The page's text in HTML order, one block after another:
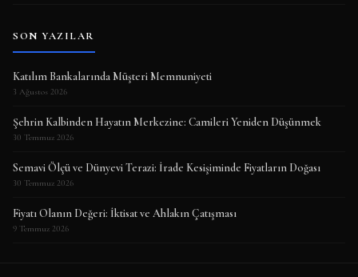
SON YAZILAR
Katılım Bankalarında Müşteri Memnuniyeti
3 Ağustos 2026
Şehrin Kalbinden Hayatın Merkezine: Camileri Yeniden Düşünmek
30 Temmuz 2026
Semavi Ölçü ve Dünyevi Terazi: İrade Kesişiminde Fiyatların Doğası
30 Temmuz 2026
Fiyatı Olanın Değeri: İktisat ve Ahlakın Çatışması
9 Temmuz 2026